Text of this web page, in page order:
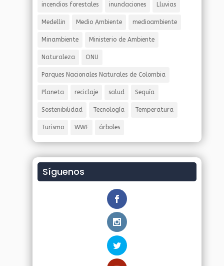
incendios forestales inundaciones Lluvias
Medellin Medio Ambiente medioambiente
Minambiente Ministerio de Ambiente
Naturaleza ONU
Parques Nacionales Naturales de Colombia
Planeta reciclaje salud Sequía
Sostenibilidad Tecnología Temperatura
Turismo WWF árboles
Síguenos